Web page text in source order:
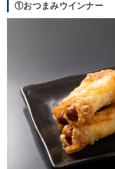
①おつまみウインナー